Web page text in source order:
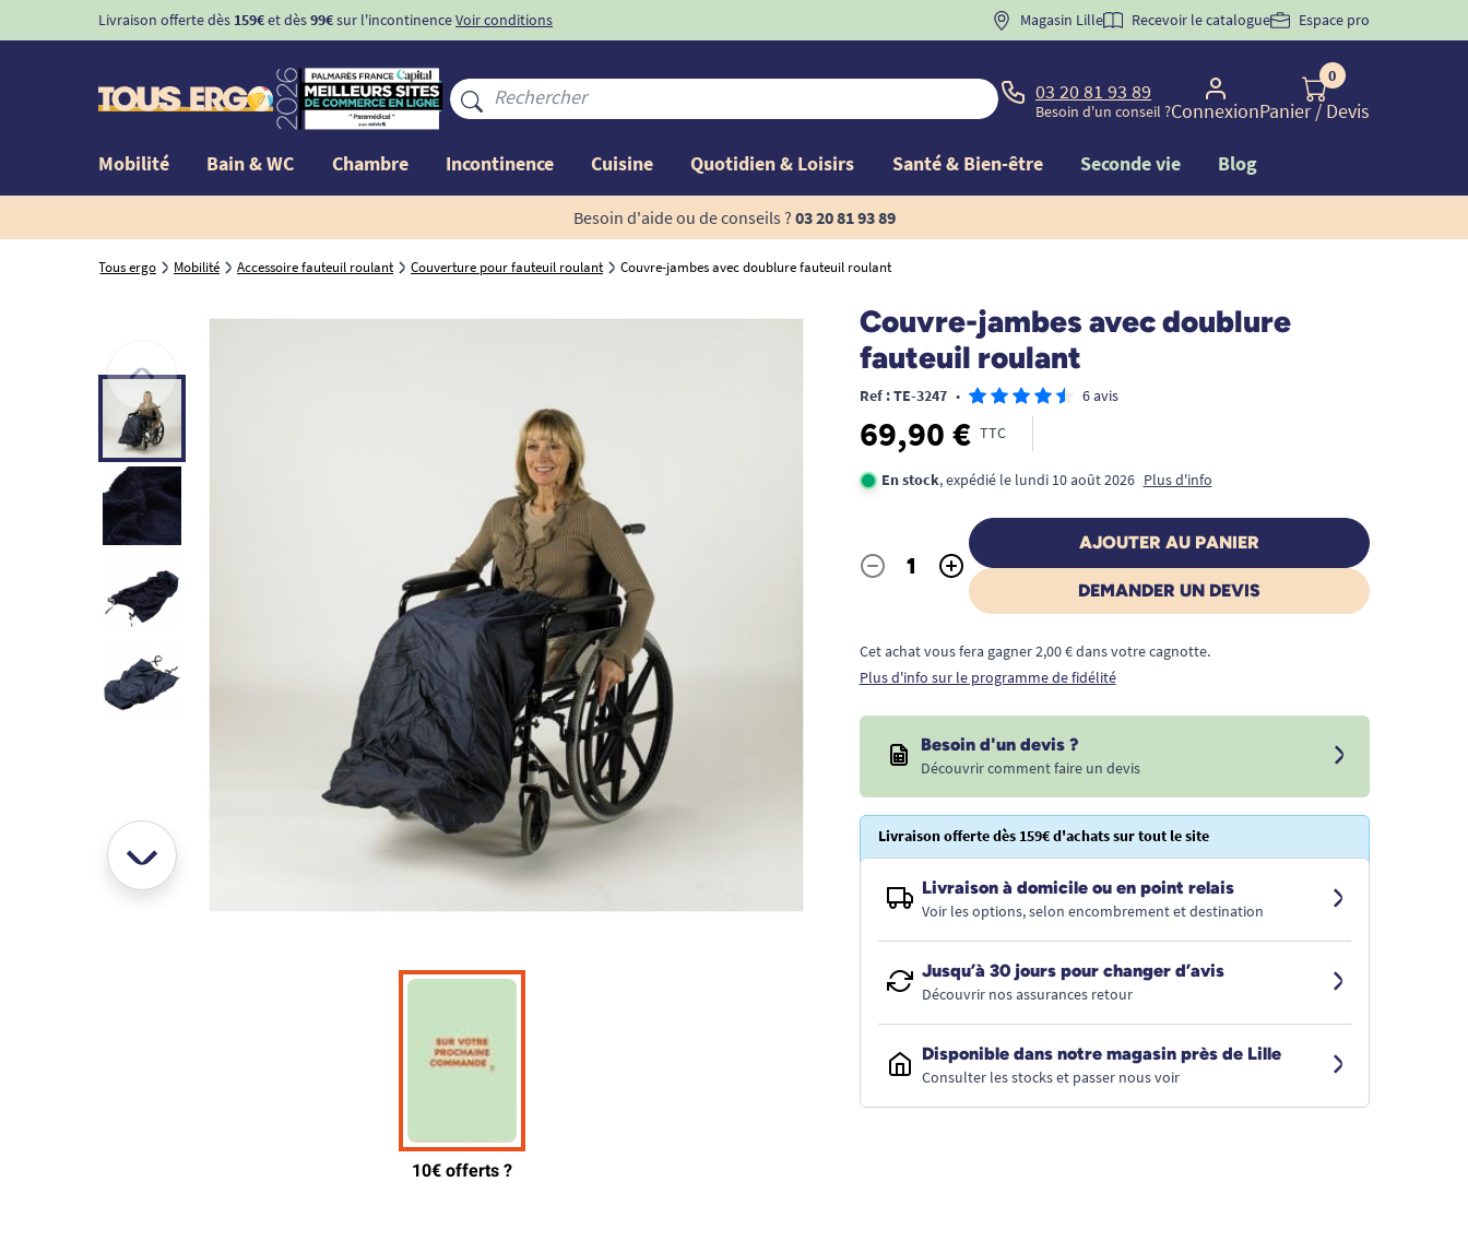
Livraison offerte dès 159€et dès99€sur l'incontinenceVoir conditions BIENVENUE" pourla 1ère commande d'incontinence
Magasin Lille Recevoir le catalogue Espace pro
03 20 81 93 89
Besoin d'un conseil ?Connexion
0
Panier/ Devis
Mobilité Bain & WC Chambre Incontinence Cuisine Quotidien & Loisirs Santé & Bien-être Seconde vie Blog
Besoin d'aide ou de conseils ? 03 20 81 93 89
Tous ergo Mobilité Accessoire fauteuil roulant Couverture pour fauteuil roulant Couvre-jambes avec doublure fauteuil roulant
Couvre-jambes avec doublure
fauteuil roulant
Ref : TE-3247 • 6 avis
69,90 € TTC
En stock, expédié le lundi 10 août 2026 Plus d'info
Quantité
- +
AJOUTER AU PANIER
DEMANDER UN DEVIS
Cet achat vous fera gagner 2,00 € dans votre cagnotte.
Plus d'info sur le programme de fidélité
Besoin d'un devis ?
Découvrir comment faire un devis
Livraison offerte dès 159€ d'achats sur tout le site
Livraison à domicile ou en point relais
Voir les options, selon encombrement et destination
Jusqu’à 30 jours pour changer d’avis
Découvrir nos assurances retour
Disponible dans notre magasin près de Lille
Consulter les stocks et passer nous voir